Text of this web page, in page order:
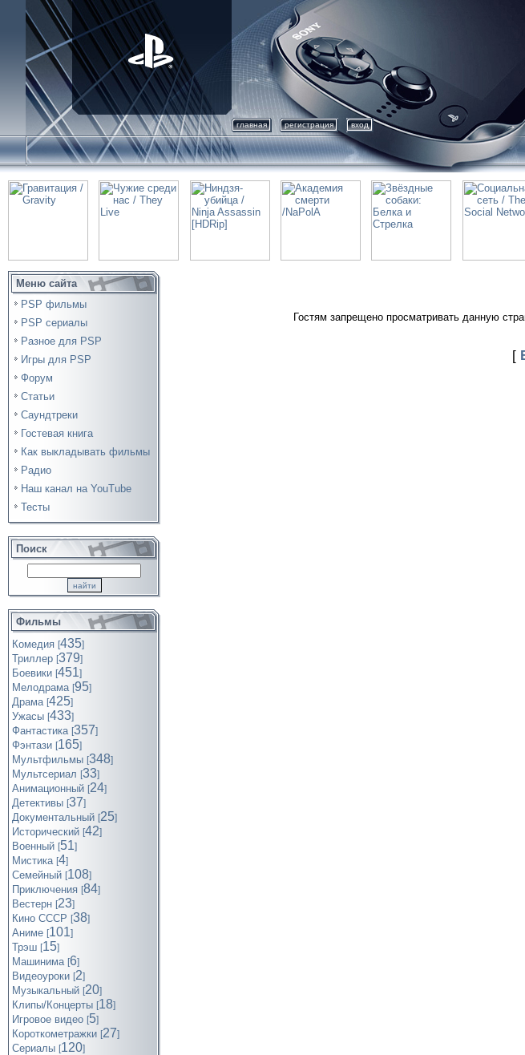
главная регистрация вход
Меню сайта
PSP фильмы
PSP сериалы
Разное для PSP
Игры для PSP
Форум
Статьи
Саундтреки
Гостевая книга
Как выкладывать фильмы
Радио
Наш канал на YouTube
Тесты
Поиск
Фильмы
Комедия [435]
Триллер [379]
Боевики [451]
Мелодрама [95]
Драма [425]
Ужасы [433]
Фантастика [357]
Фэнтази [165]
Мультфильмы [348]
Мультсериал [33]
Анимационный [24]
Детективы [37]
Документальный [25]
Исторический [42]
Военный [51]
Мистика [4]
Семейный [108]
Приключения [84]
Вестерн [23]
Кино СССР [38]
Аниме [101]
Трэш [15]
Машинима [6]
Видеоуроки [2]
Музыкальный [20]
Клипы/Концерты [18]
Игровое видео [5]
Короткометражки [27]
Cериалы [120]
Гостям запрещено просматривать данную
[